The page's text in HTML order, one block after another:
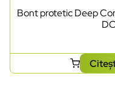
Bont protetic Deep